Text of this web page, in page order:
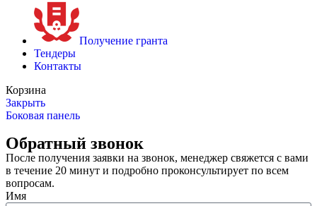
Получение гранта
Тендеры
Контакты
Корзина
Закрыть
Боковая панель
Обратный звонок
После получения заявки на звонок, менеджер свяжется с вами
в течение 20 минут и подробно проконсультирует по всем
вопросам.
Имя